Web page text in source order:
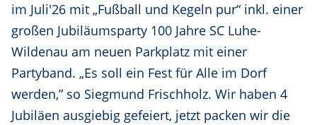
im Juli'26 mit „Fußball und Kegeln pur“ inkl. einer
großen Jubiläumsparty 100 Jahre SC Luhe-
Wildenau am neuen Parkplatz mit einer
Partyband. „Es soll ein Fest für Alle im Dorf
werden,” so Siegmund Frischholz. Wir haben 4
Jubiläen ausgiebig gefeiert, jetzt packen wir die